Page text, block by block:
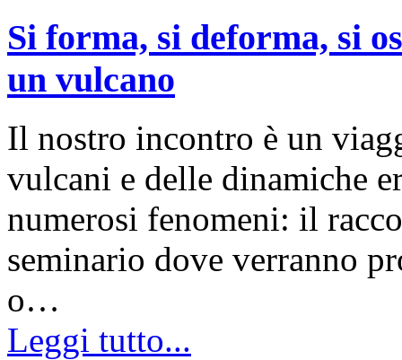
Si forma, si deforma, si
un vulcano
Il nostro incontro è un
vulcani e delle dinamiche
numerosi fenomeni: il
seminario dove verranno
o…
Leggi tutto...